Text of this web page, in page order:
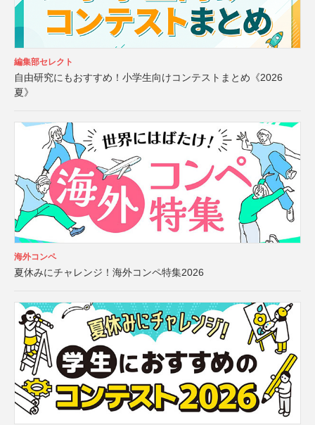
編集部セレクト
自由研究にもおすすめ！小学生向けコンテストまとめ《2026
夏》
海外コンペ
夏休みにチャレンジ！海外コンペ特集2026